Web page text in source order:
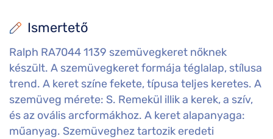
Ismertető
Ralph RA7044 1139 szemüvegkeret nőknek
készült. A szemüvegkeret formája téglalap, stílusa
trend. A keret színe fekete, típusa teljes keretes. A
szemüveg mérete: S. Remekül illik a kerek, a szív,
és az ovális arcformákhoz. A keret alapanyaga:
műanyag. Szemüveghez tartozik eredeti